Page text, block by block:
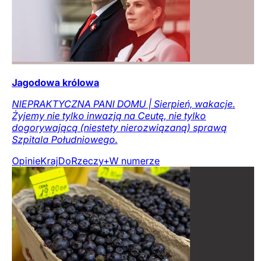
Jagodowa królowa
NIEPRAKTYCZNA PANI DOMU | Sierpień, wakacje.
Żyjemy nie tylko inwazją na Ceutę, nie tylko
dogorywającą (niestety nierozwiązaną) sprawą
Szpitala Południowego.
OpinieKrajDoRzeczy+W numerze